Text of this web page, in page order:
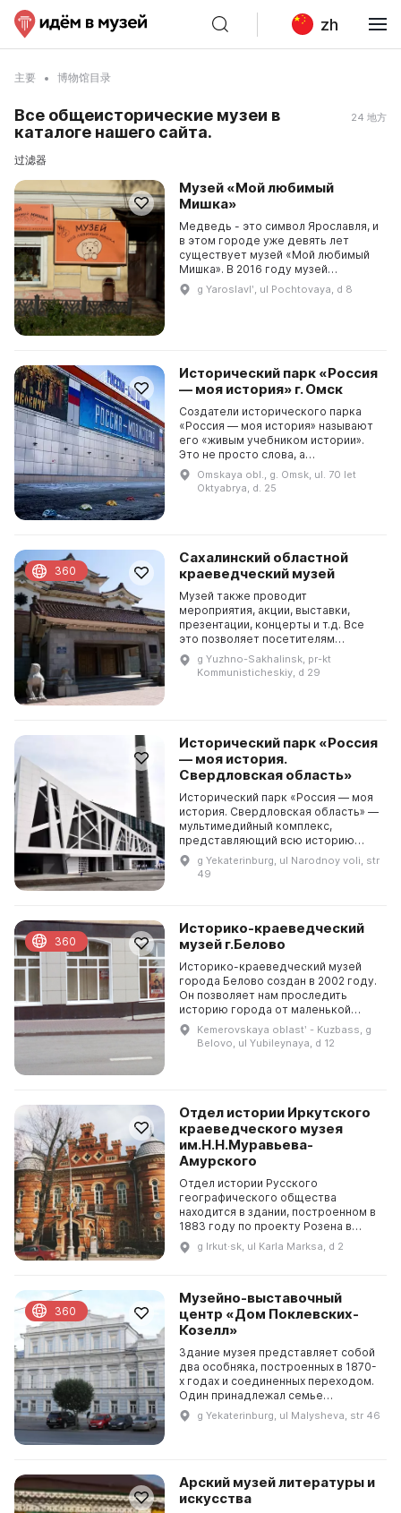
zh
主要 博物馆目录
Все общеисторические музеи в
каталоге нашего сайта.
24 地方
过滤器
Музей «Мой любимый
Мишка»
Медведь - это символ Ярославля, и
в этом городе уже девять лет
существует музей «Мой любимый
Мишка». В 2016 году музей
переехал в новое здание, и его
экспозиция расширилась. Здесь
g Yaroslavlʹ, ul Pochtovaya, d 8
Исторический парк «Россия
— моя история» г. Омск
Создатели исторического парка
«Россия — моя история» называют
его «живым учебником истории».
Это не просто слова, а
действительность. Посетители
могут не только видеть, но и
трогать экспонаты парка, а...
Omskaya obl., g. Omsk, ul. 70 let
Oktyabrya, d. 25
Сахалинский областной
краеведческий музей
Музей также проводит
мероприятия, акции, выставки,
презентации, концерты и т.д. Все
это позволяет посетителям
познакомиться с историей,
культурой и традициями
Сахалинской области. Сахалинский
g Yuzhno-Sakhalinsk, pr-kt
Kommunisticheskiy, d 29
360
Исторический парк «Россия
— моя история.
Свердловская область»
Исторический парк «Россия — моя
история. Свердловская область» —
мультимедийный комплекс,
представляющий всю историю
России с древнейших времен до
современности, «живой учебник»
g Yekaterinburg, ul Narodnoy voli, str
49
Историко-краеведческий
музей г.Белово
Историко-краеведческий музей
города Белово создан в 2002 году.
Он позволяет нам проследить
историю города от маленькой
заимки Федора Белова до
промышленного центра Кузбасса. В
музее можно посмотреть п...
Kemerovskaya oblastʹ - Kuzbass, g
Belovo, ul Yubileynaya, d 12
360
Отдел истории Иркутского
краеведческого музея
им.Н.Н.Муравьева-
Амурского
Отдел истории Русского
географического общества
находится в здании, построенном в
1883 году по проекту Розена в
мавританском стиле. На его фризе
высечены имена известных
g Irkut·sk, ul Karla Marksa, d 2
Музейно-выставочный
центр «Дом Поклевских-
Козелл»
Здание музея представляет собой
два особняка, построенных в 1870-
х годах и соединенных переходом.
Один принадлежал семье
уральского олигарха XIX столетия,
предпринимателя и мецената,
g Yekaterinburg, ul Malysheva, str 46
360
Арский музей литературы и
искусства